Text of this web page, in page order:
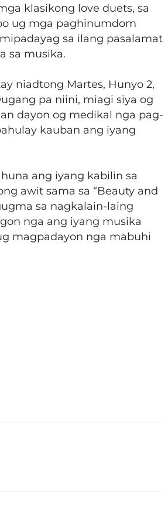
klasikong love duets, sa
ug mga paghinumdom
sa ilang pasalamat
sa musika.
niadtong Martes, Hunyo 2,
pa niini, miagi siya og
dayon og medikal nga pag-
kauban ang iyang
ang iyang kabilin sa
awit sama sa “Beauty and
sa nagkalain-laing
nga ang iyang musika
magpadayon nga mabuhi